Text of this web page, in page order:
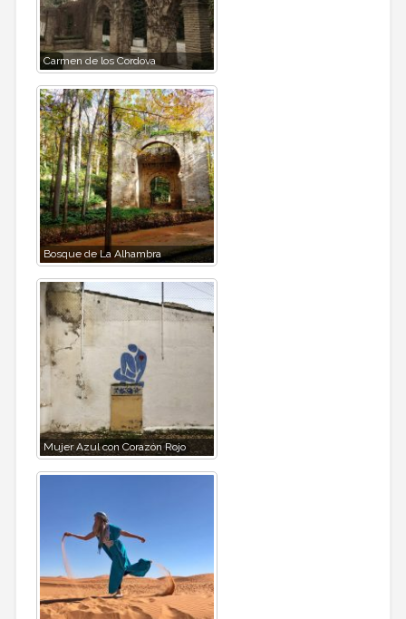
Carmen de los Cordova
Bosque de La Alhambra
Mujer Azul con Corazón Rojo